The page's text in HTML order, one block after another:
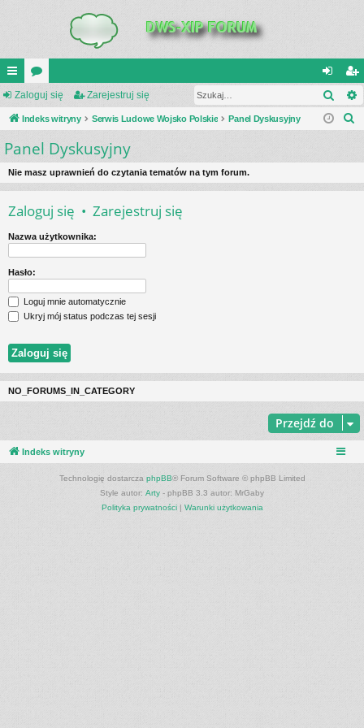
UI
C
K
_L
IN
K
S
or
a
al
og
ę
ar
ej
j
Zaloguj się Zarejestruj się
Indeks witryny Serwis Ludowe Wojsko Polskie Panel Dyskusyjny
a
Panel Dyskusyjny
Nie masz uprawnień do czytania tematów na tym forum.
Zaloguj się • Zarejestruj się
Nazwa użytkownika:
Hasło:
Loguj mnie automatycznie
Ukryj mój status podczas tej sesji
NO_FORUMS_IN_CATEGORY
Przejdź do
Indeks witryny
Technologię dostarcza phpBB® Forum Software © phpBB Limited
Style autor: Arty - phpBB 3.3 autor: MrGaby
Polityka prywatności| Warunki użytkowania